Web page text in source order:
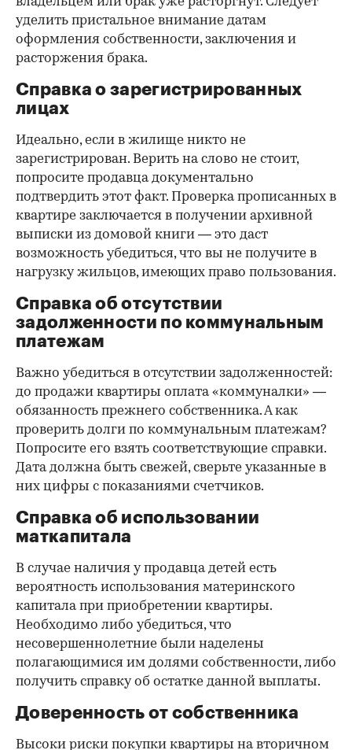
уделить пристальное внимание датам
оформления собственности, заключения и
расторжения брака.
Справка о зарегистрированных
лицах
Идеально, если в жилище никто не
зарегистрирован. Верить на слово не стоит,
попросите продавца документально
подтвердить этот факт. Проверка прописанных в
квартире заключается в получении архивной
выписки из домовой книги — это даст
возможность убедиться, что вы не получите в
нагрузку жильцов, имеющих право пользования.
Справка об отсутствии
задолженности по коммунальным
платежам
Важно убедиться в отсутствии задолженностей:
до продажи квартиры оплата «коммуналки» —
обязанность прежнего собственника. А как
проверить долги по коммунальным платежам?
Попросите его взять соответствующие справки.
Дата должна быть свежей, сверьте указанные в
них цифры с показаниями счетчиков.
Справка об использовании
маткапитала
В случае наличия у продавца детей есть
вероятность использования материнского
капитала при приобретении квартиры.
Необходимо либо убедиться, что
несовершеннолетние были наделены
полагающимися им долями собственности, либо
получить справку об остатке данной выплаты.
Доверенность от собственника
Высоки риски покупки квартиры на вторичном